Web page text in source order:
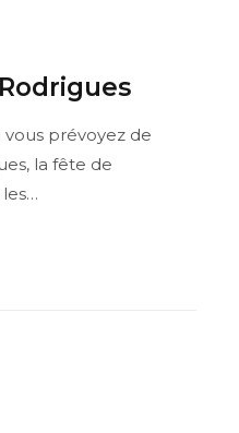
prévoyez de
la fête de